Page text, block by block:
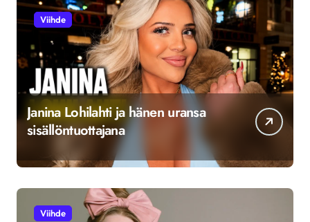
Viihde
Janina Lohilahti ja hänen uransa
sisällöntuottajana
Viihde